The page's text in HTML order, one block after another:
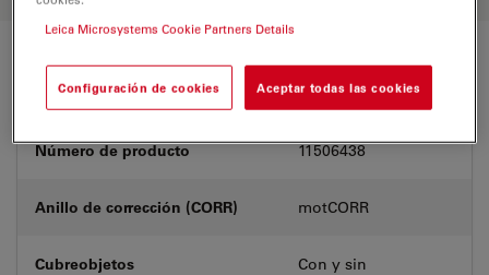
Características
Número de producto 11506438
Anillo de corrección (CORR) motCORR
Cubreobjetos Con y sin
Leica Microsystems Cookie Partners Details
Configuración de cookies Aceptar todas las cookies